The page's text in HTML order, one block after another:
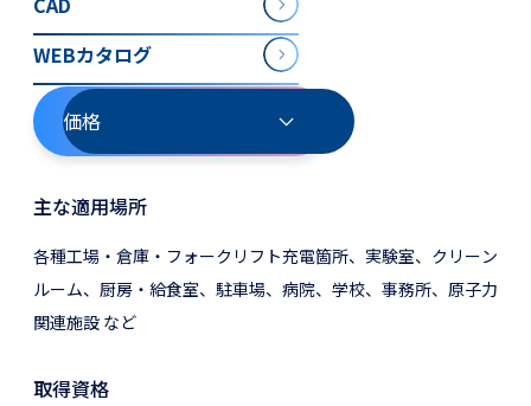
WEBカタログ
価格
主な適用場所
各種工場・倉庫・フォークリフト充電箇所、実験室、クリーン
ルーム、厨房・給食室、駐車場、病院、学校、事務所、原子力
関連施設 など
取得資格